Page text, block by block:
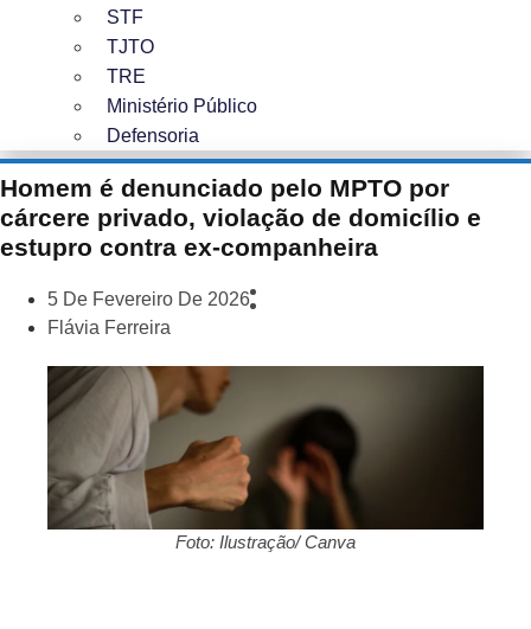
STF
TJTO
TRE
Ministério Público
Defensoria
Homem é denunciado pelo MPTO por
cárcere privado, violação de domicílio e
estupro contra ex-companheira
5 De Fevereiro De 2026
Flávia Ferreira
Foto: Ilustração/ Canva